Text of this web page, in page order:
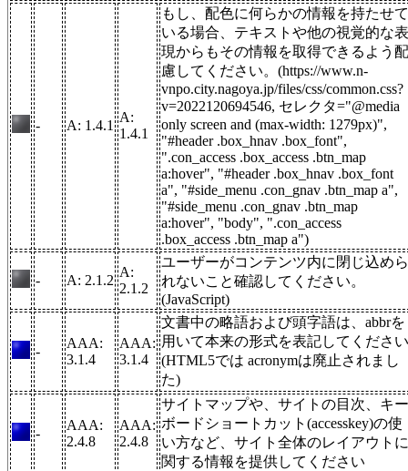
- A: 1.4.1
A:
1.4.1
もし、配色に何らかの情報を持たせて
いる場合、テキストや他の視覚的な表
現からもその情報を取得できるよう配
慮してください。(https://www.n-
vnpo.city.nagoya.jp/files/css/common.css?
v=2022120694546, セレクタ="@media
only screen and (max-width: 1279px)",
"#header .box_hnav .box_font",
".con_access .box_access .btn_map
a:hover", "#header .box_hnav .box_font
a", "#side_menu .con_gnav .btn_map a",
"#side_menu .con_gnav .btn_map
a:hover", "body", ".con_access
.box_access .btn_map a")
- A: 2.1.2
A:
2.1.2
ユーザーがコンテンツ内に閉じ込めら
れないこと確認してください。
(JavaScript)
-
AAA:
3.1.4
AAA:
3.1.4
文書中の略語および頭字語は、abbrを
用いて本来の形式を表記してください
(HTML5では acronymは廃止されまし
た)
-
AAA:
2.4.8
AAA:
2.4.8
サイトマップや、サイトの目次、キー
ボードショートカット(accesskey)の使
い方など、サイト全体のレイアウトに
関する情報を提供してください